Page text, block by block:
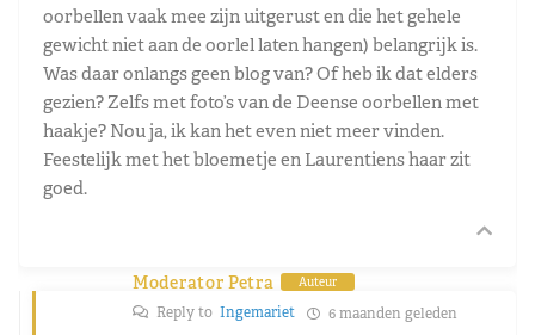
oorbellen vaak mee zijn uitgerust en die het gehele
gewicht niet aan de oorlel laten hangen) belangrijk is.
Was daar onlangs geen blog van? Of heb ik dat elders
gezien? Zelfs met foto’s van de Deense oorbellen met
haakje? Nou ja, ik kan het even niet meer vinden.
Feestelijk met het bloemetje en Laurentiens haar zit
goed.
Moderator Petra Auteur
Reply to Ingemariet 6 maanden geleden